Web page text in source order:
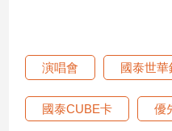
生
活
演唱會 國泰世華
國泰CUBE卡 優